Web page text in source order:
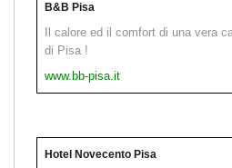
B&B Pisa
Il calore ed il comfort di una vera
di Pisa !
www.bb-pisa.it
Hotel Novecento Pisa